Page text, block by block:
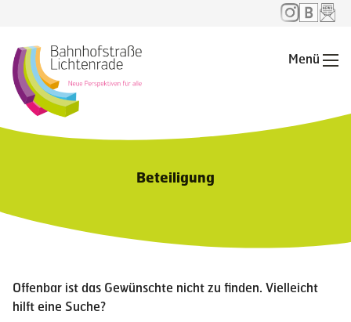
Menü
Beteiligung
Offenbar ist das Gewünschte nicht zu finden. Vielleicht
hilft eine Suche?